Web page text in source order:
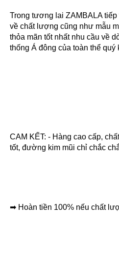
Trong tương lai ZAMBALA
về chất lượng cũng như mẫu
thỏa mãn tốt nhất nhu cầu về
thống Á đông của toàn thể quý
CAM KẾT: - Hàng cao cấp,
tốt, đường kim mũi chỉ chắc
➡ Hoàn tiền 100% nếu chất